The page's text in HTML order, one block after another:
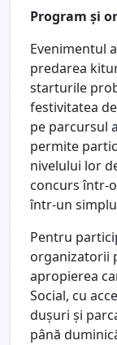
Program și
Evenimentul
predarea
starturile
festivitatea
pe parcursul
permite
nivelului lor
concurs într-
într-un
Pentru
organizatorii
apropierea
Social, cu
dușuri și
până